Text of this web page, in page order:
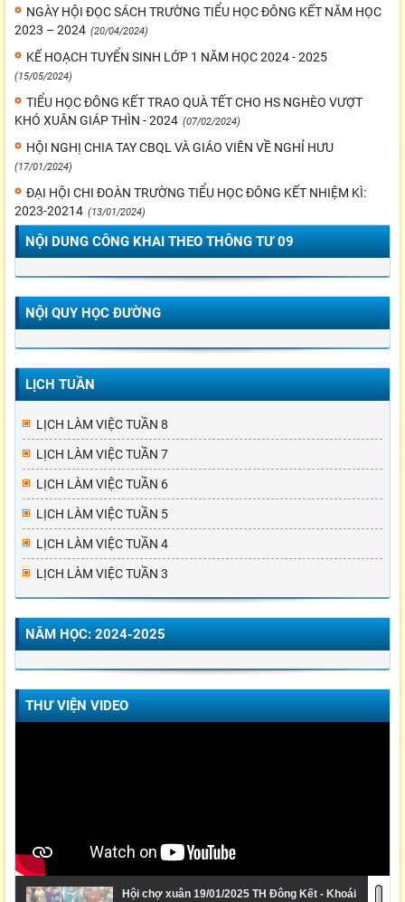
NGÀY HỘI ĐỌC SÁCH TRƯỜNG TIỂU HỌC ĐÔNG KẾT NĂM HỌC
2023 – 2024 (20/04/2024)
KẾ HOẠCH TUYỂN SINH LỚP 1 NĂM HỌC 2024 - 2025
(15/05/2024)
TIỂU HỌC ĐÔNG KẾT TRAO QUÀ TẾT CHO HS NGHÈO VƯỢT
KHÓ XUÂN GIÁP THÌN - 2024 (07/02/2024)
HỘI NGHỊ CHIA TAY CBQL VÀ GIÁO VIÊN VỀ NGHỈ HƯU
(17/01/2024)
ĐẠI HỘI CHI ĐOÀN TRƯỜNG TIỂU HỌC ĐÔNG KẾT NHIỆM KÌ:
2023-20214 (13/01/2024)
NỘI DUNG CÔNG KHAI THEO THÔNG TƯ 09
NỘI QUY HỌC ĐƯỜNG
LỊCH TUẦN
LỊCH LÀM VIỆC TUẦN 8
LỊCH LÀM VIỆC TUẦN 7
LỊCH LÀM VIỆC TUẦN 6
LỊCH LÀM VIỆC TUẦN 5
LỊCH LÀM VIỆC TUẦN 4
LỊCH LÀM VIỆC TUẦN 3
NĂM HỌC: 2024-2025
THƯ VIỆN VIDEO
Hội chợ xuân 19/01/2025 TH Đông Kết - Khoái